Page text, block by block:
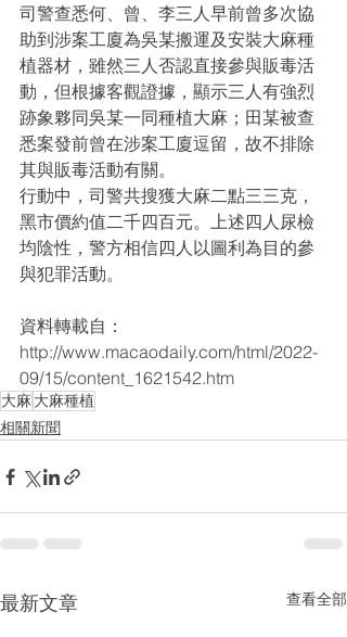
司警查悉何、曾、李三人早前曾多次協
助到涉案工廈為吳某搬運及安裝大麻種
植器材，雖然三人否認直接參與販毒活
動，但根據客觀證據，顯示三人有強烈
跡象夥同吳某一同種植大麻；田某被查
悉案發前曾在涉案工廈逗留，故不排除
其與販毒活動有關。
行動中，司警共搜獲大麻二點三三克，
黑市價約值二千四百元。上述四人尿檢
均陰性，警方相信四人以圖利為目的參
與犯罪活動。
資料轉載自：
http://www.macaodaily.com/html/2022-
09/15/content_1621542.htm
大麻 大麻種植
相關新聞
最新文章 查看全部